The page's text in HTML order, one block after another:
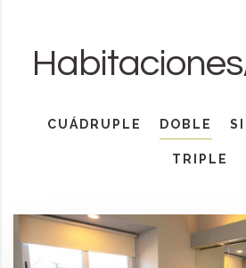
CUÁDRUPLE DOBLE
TRIPLE